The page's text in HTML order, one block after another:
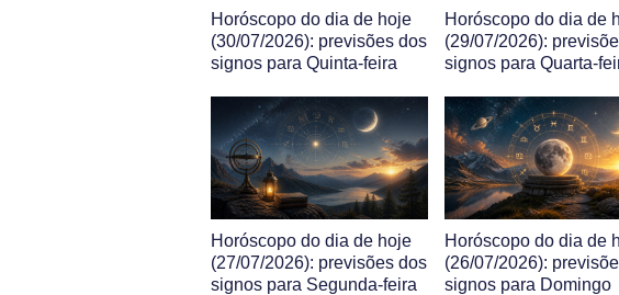
Horóscopo do dia de hoje
(30/07/2026): previsões dos
signos para Quinta-feira
Horóscopo do dia de
(29/07/2026):
signos para Quarta-
Horóscopo do dia de hoje
(27/07/2026): previsões dos
signos para Segunda-feira
Horóscopo do dia de
(26/07/2026):
signos para Domingo